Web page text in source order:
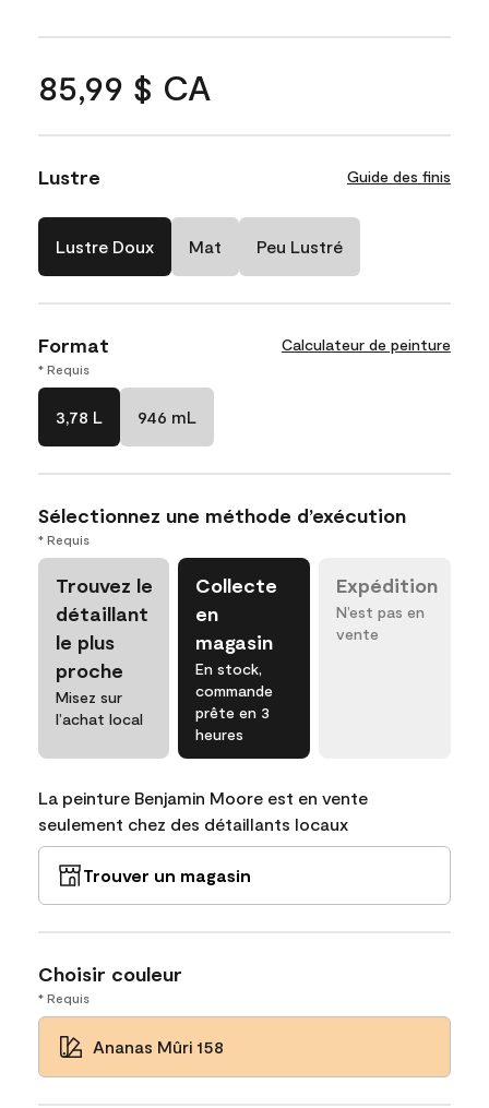
85,99 $ CA
Lustre Guide des finis
Lustre Doux Mat Peu Lustré
Format Calculateur de peinture
* Requis
3,78 L 946 mL
Sélectionnez une méthode d’exécution
* Requis
Trouvez le
détaillant
le plus
proche
Misez sur
l’achat local
Collecte
en
magasin
En stock,
commande
prête en 3
heures
Expédition
N’est pas en
vente
La peinture Benjamin Moore est en vente
seulement chez des détaillants locaux
Trouver un magasin
Choisir couleur
* Requis
Ananas Mûri 158